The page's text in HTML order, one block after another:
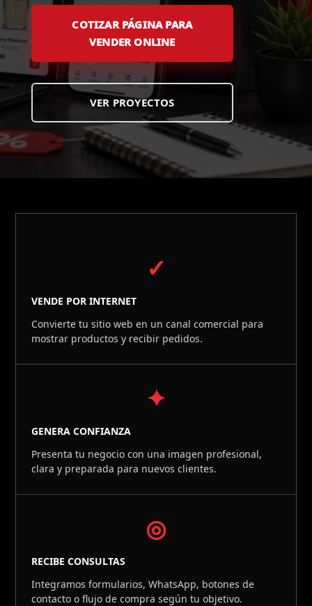
COTIZAR PÁGINA PARA
VENDER ONLINE
VER PROYECTOS
✓
VENDE POR INTERNET
Convierte tu sitio web en un canal comercial para
mostrar productos y recibir pedidos.
✦
GENERA CONFIANZA
Presenta tu negocio con una imagen profesional,
clara y preparada para nuevos clientes.
◎
RECIBE CONSULTAS
Integramos formularios, WhatsApp, botones de
contacto o flujo de compra según tu objetivo.